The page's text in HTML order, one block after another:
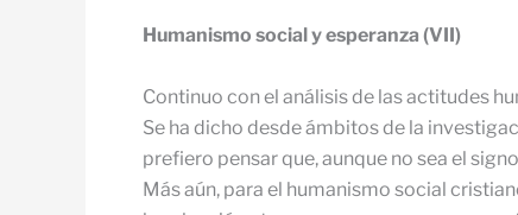
Humanismo social y esperanza (VII)
Continuo con el análisis de las actitudes
Se ha dicho desde ámbitos de la
prefiero pensar que, aunque no sea el
Más aún, para el humanismo social